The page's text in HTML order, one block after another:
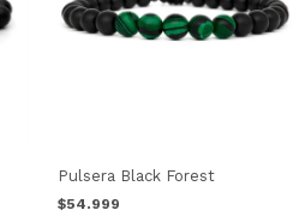
Pulsera Black Forest
$54.999